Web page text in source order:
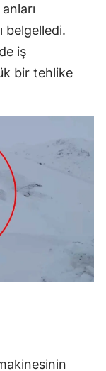
belgelledi.
iş
bir tehlike